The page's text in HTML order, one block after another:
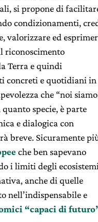
si propone di
condizionamenti,
valorizzare ed
riconoscimento
Terra e quindi
concreti e quotidiani in
che “noi
specie, è parte
e dialogica con
breve. Sicuramente
che ben sapevano
i limiti degli
anche di quelle
nell’indispensabile e
“capaci di